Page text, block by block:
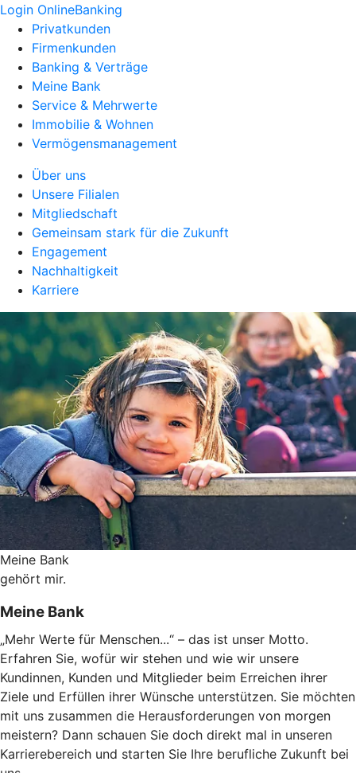
Login OnlineBanking
Privatkunden
Firmenkunden
Banking & Verträge
Meine Bank
Service & Mehrwerte
Immobilie & Wohnen
Vermögensmanagement
Über uns
Unsere Filialen
Mitgliedschaft
Gemeinsam stark für die Zukunft
Engagement
Nachhaltigkeit
Karriere
Meine Bank
gehört mir.
Meine Bank
„Mehr Werte für Menschen...“ – das ist unser Motto.
Erfahren Sie, wofür wir stehen und wie wir unsere
Kundinnen, Kunden und Mitglieder beim Erreichen ihrer
Ziele und Erfüllen ihrer Wünsche unterstützen. Sie möchten
mit uns zusammen die Herausforderungen von morgen
meistern? Dann schauen Sie doch direkt mal in unseren
Karrierebereich und starten Sie Ihre berufliche Zukunft bei